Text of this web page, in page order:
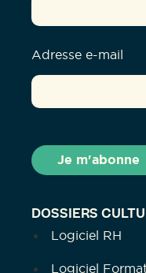
DOSSIERS
Logiciel RH
Logiciel
Adresse e-mail